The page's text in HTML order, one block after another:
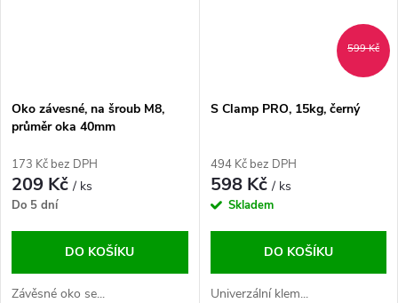
Oko závesné, na šroub M8,
průměr oka 40mm
173 Kč bez DPH
209 Kč/ ks
Do 5 dní
DO KOŠÍKU
Závěsné oko se...
599 Kč
S Clamp PRO, 15kg, černý
494 Kč bez DPH
598 Kč/ ks
Skladem
DO KOŠÍKU
Univerzální klem...